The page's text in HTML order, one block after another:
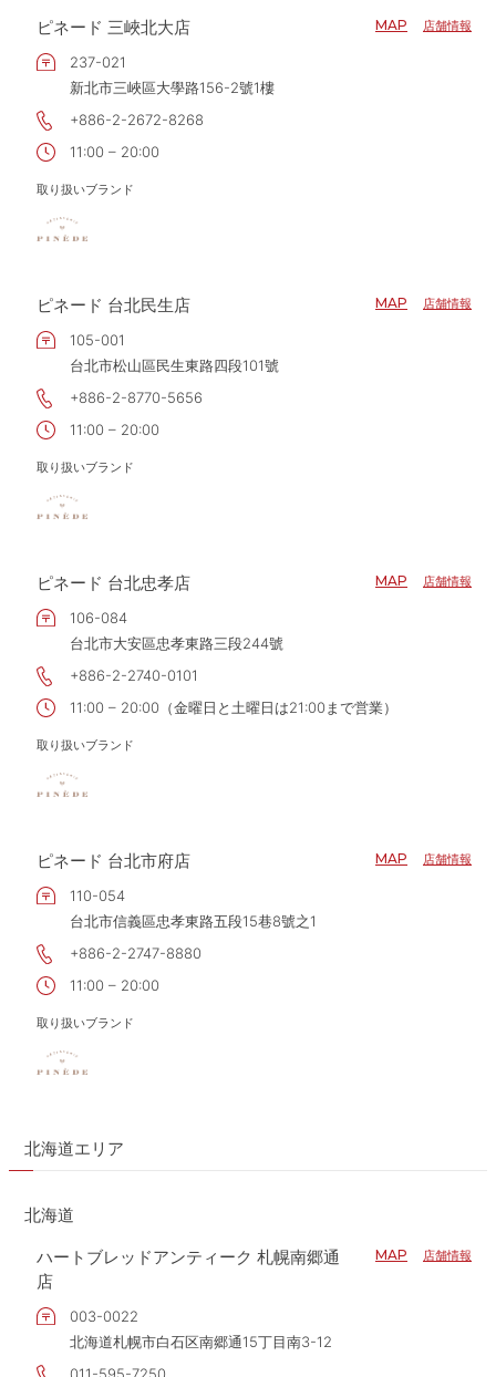
ピネード 三峽北大店 MAP 店舗情報
237-021
新北市三峽區大學路156-2號1樓
+886-2-2672-8268
11:00 – 20:00
取り扱いブランド
ピネード 台北民生店 MAP 店舗情報
105-001
台北市松山區民生東路四段101號
+886-2-8770-5656
11:00 – 20:00
取り扱いブランド
ピネード 台北忠孝店 MAP 店舗情報
106-084
台北市大安區忠孝東路三段244號
+886-2-2740-0101
11:00 – 20:00（金曜日と土曜日は21:00まで営業）
取り扱いブランド
ピネード 台北市府店 MAP 店舗情報
110-054
台北市信義區忠孝東路五段15巷8號之1
+886-2-2747-8880
11:00 – 20:00
取り扱いブランド
北海道エリア
北海道
ハートブレッドアンティーク 札幌南郷通
店
MAP 店舗情報
003-0022
北海道札幌市白石区南郷通15丁目南3-12
011-595-7250